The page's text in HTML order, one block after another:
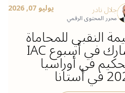
جلال نادر
محرر المحتوى الرقمي
يوليو 07, 2026
النقبي للمحاماة
تشارك في أسبوع IACفي أوراسيا